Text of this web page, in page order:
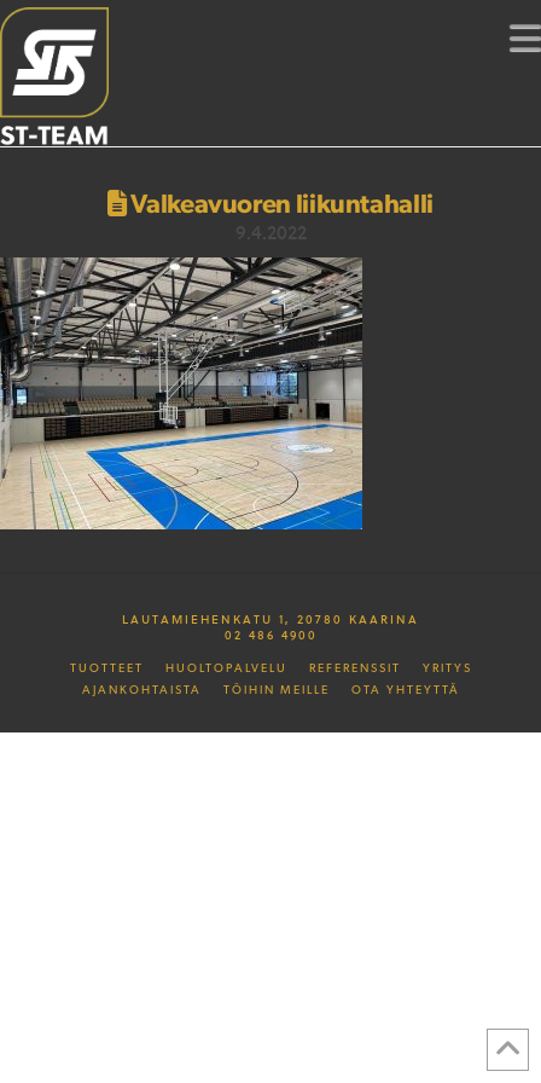
Valkeavuoren liikuntahalli
LAUTAMIEHENKATU 1, 20780 KAARINA
02 486 4900
TUOTTEET HUOLTOPALVELU REFERENSSIT
YRITYS
AJANKOHTAISTA
TÖIHIN MEILLE OTA YHTEYTTÄ